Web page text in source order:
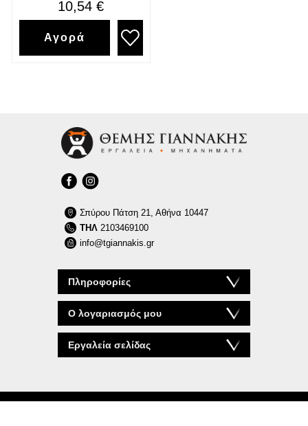
10,54 €
Αγορά
Πληροφορίες
Ο λογαριασμός μου
Εργαλεία σελίδας
Σπύρου Πάτση 21, Αθήνα 10447
ΤΗΛ2103469100
info@tgiannakis.gr